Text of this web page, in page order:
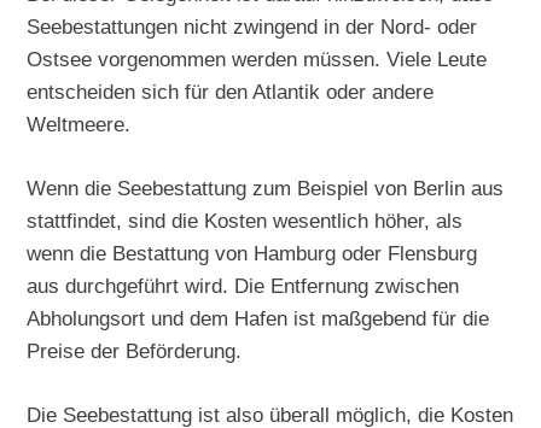
Seebestattungen nicht zwingend in der Nord- oder
Ostsee vorgenommen werden müssen. Viele Leute
entscheiden sich für den Atlantik oder andere
Weltmeere.
Wenn die Seebestattung zum Beispiel von Berlin aus
stattfindet, sind die Kosten wesentlich höher, als
wenn die Bestattung von Hamburg oder Flensburg
aus durchgeführt wird. Die Entfernung zwischen
Abholungsort und dem Hafen ist maßgebend für die
Preise der Beförderung.
Die Seebestattung ist also überall möglich, die Kosten